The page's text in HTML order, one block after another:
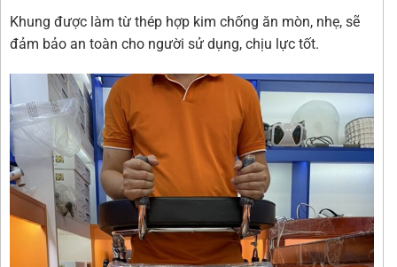
Khung được làm từ thép hợp kim chống ăn mòn, nhẹ, sẽ
đảm bảo an toàn cho người sử dụng, chịu lực tốt.